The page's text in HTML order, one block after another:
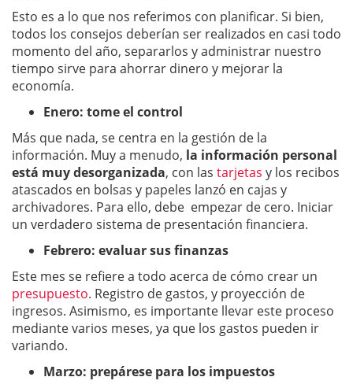
Esto es a lo que nos referimos con planificar. Si bien,
todos los consejos deberían ser realizados en casi todo
momento del año, separarlos y administrar nuestro
tiempo sirve para ahorrar dinero y mejorar la
economía.
Enero: tome el control
Más que nada, se centra en la gestión de la
información. Muy a menudo, la información personal
está muy desorganizada, con las tarjetas y los recibos
atascados en bolsas y papeles lanzó en cajas y
archivadores. Para ello, debe empezar de cero. Iniciar
un verdadero sistema de presentación financiera.
Febrero: evaluar sus finanzas
Este mes se refiere a todo acerca de cómo crear un
presupuesto. Registro de gastos, y proyección de
ingresos. Asimismo, es importante llevar este proceso
mediante varios meses, ya que los gastos pueden ir
variando.
Marzo: prepárese para los impuestos